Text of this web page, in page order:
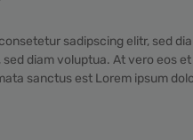
sadipscing elitr, sed
diam voluptua. At vero eos
sanctus est Lorem ipsum